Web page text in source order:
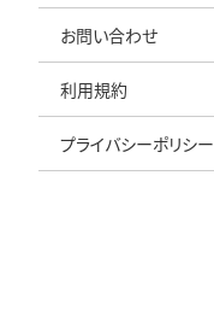
お問い合わせ
利用規約
プライバシーポリシー